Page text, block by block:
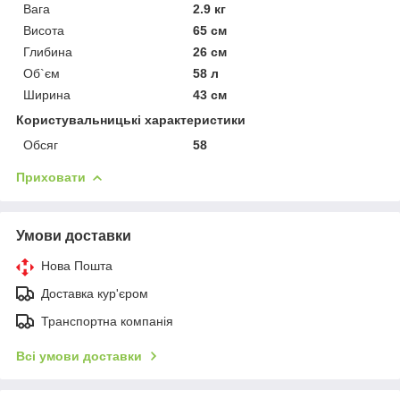
Вага
2.9 кг
Висота
65 см
Глибина
26 см
Об`єм
58 л
Ширина
43 см
Користувальницькі характеристики
Обсяг
58
Приховати
Умови доставки
Нова Пошта
Доставка кур'єром
Транспортна компанія
Всі умови доставки